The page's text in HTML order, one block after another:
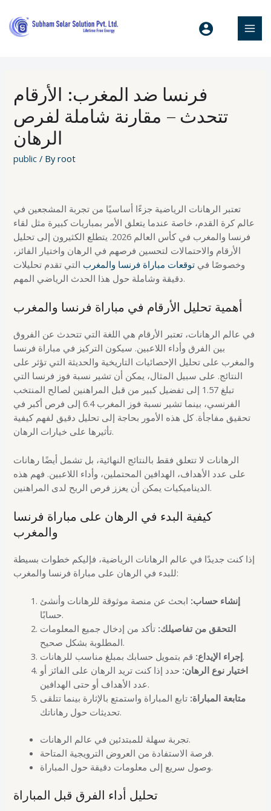
فرنسا ضد المغرب: الأرقام
تتحدث – مقارنة شاملة لفرص
الرهان
public / Byroot
تعتبر الرهانات الرياضية جزءًا أساسيًا من تجربة المشجعين في
عالم كرة القدم، خاصة عندما يتعلق الأمر بمباريات كبيرة مثل لقاء
فرنسا والمغرب في كأس العالم 2026. يتطلع الكثيرون إلى تحليل
الأرقام والاحتمالات لتحسين فرصهم في الرهان واختيار الفائز،
وخصوصًا في توقعات مباراة فرنسا والمغرب التي تقدم تحليلات
دقيقة وشاملة حول هذا الحدث الرياضي المهم.
أهمية تحليل الأرقام في مباراة فرنسا والمغرب
في عالم الرهانات، تعتبر الأرقام هي اللغة التي تتحدث عن الفروق
بين الفرق وأداء اللاعبين. سيكون التركيز في مباراة فرنسا
والمغرب على تحليل الإحصائيات التاريخية والحديثة التي تؤثر على
النتائج. على سبيل المثال، يمكن أن تشير نسبة فوز فرنسا التي
تبلغ 1.57 إلى تفضيل كبير من قبل المراهنين لصالح المنتخب
الفرنسي، بينما تشير نسبة فوز المغرب 6.4 إلى فرص أكبر في
تحقيق مفاجأة. كل هذه الأمور بحاجة إلى تحليل دقيق لفهم كيفية
تأثيرها على خيارات الرهان.
الرهانات لا تتعلق فقط بالنتائج النهائية، بل تشمل أيضًا رهانات
على عدد الأهداف، الهدافين المحتملين، وأداء اللاعبين. فهم هذه
الديناميكيات يمكن أن يعزز فرص الربح لدى المراهنين.
كيفية البدء في الرهان على مباراة فرنسا
والمغرب
إذا كنت جديدًا في عالم الرهانات الرياضية، فإليكم خطوات بسيطة
للبدء في الرهان على مباراة فرنسا والمغرب:
إنشاء حساب: ابحث عن منصة موثوقة للرهانات وأنشئ
حسابًا.
التحقق من تفاصيلك: تأكد من إدخال جميع المعلومات
المطلوبة بشكل صحيح.
إجراء الإيداع:قم بتمويل حسابك بمبلغ مناسب للرهانات.
اختيار نوع الرهان: حدد إذا كنت تريد الرهان على الفائز أو
عدد الأهداف أو حتى الهدافين.
متابعة المباراة: تابع المباراة واستمتع بالإثارة بينما تتلقى
تحديثات حول رهاناتك.
تجربة سهلة للمبتدئين في عالم الرهانات.
فرصة الاستفادة من العروض الترويجية المتاحة.
وصول سريع إلى معلومات دقيقة حول المباراة.
تحليل أداء الفرق قبل المباراة